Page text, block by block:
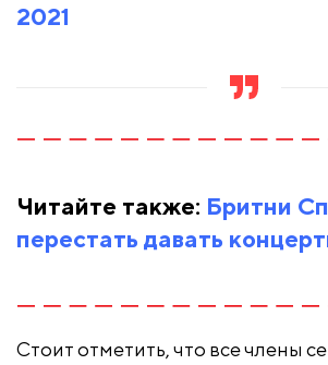
2021
Читайте также: Бритни
перестать давать
Стоит отметить, что все члены